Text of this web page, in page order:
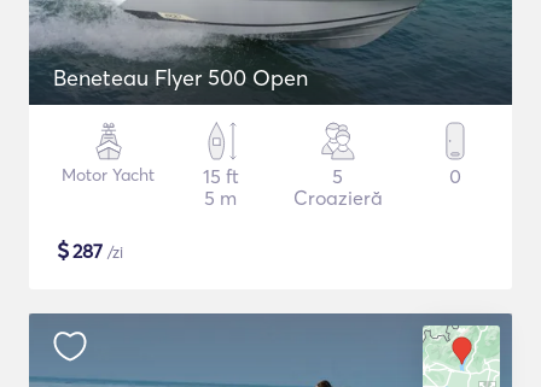
Beneteau Flyer 500 Open
Motor Yacht
15 ft
5 m
5
Croazieră
0
$287 /zi